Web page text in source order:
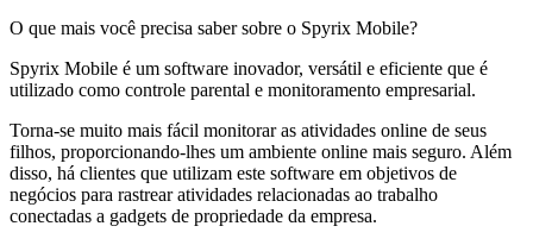
O que mais você precisa saber sobre o Spyrix Mobile?
Spyrix Mobile é um software inovador, versátil e eficiente que é
utilizado como controle parental e monitoramento empresarial.
Torna-se muito mais fácil monitorar as atividades online de seus
filhos, proporcionando-lhes um ambiente online mais seguro. Além
disso, há clientes que utilizam este software em objetivos de
negócios para rastrear atividades relacionadas ao trabalho
conectadas a gadgets de propriedade da empresa.